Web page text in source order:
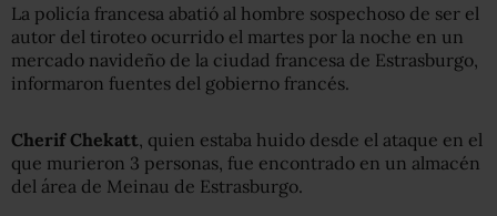
La policía francesa abatió al hombre sospechoso de ser el
autor del tiroteo ocurrido el martes por la noche en un
mercado navideño de la ciudad francesa de Estrasburgo,
informaron fuentes del gobierno francés.
Cherif Chekatt , quien estaba huido desde el ataque en el
que murieron 3 personas, fue encontrado en un almacén
del área de Meinau de Estrasburgo.